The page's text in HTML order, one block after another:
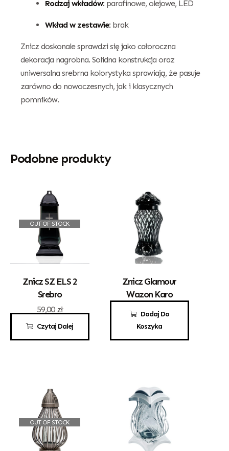
Rodzaj wkładów: parafinowe, olejowe, LED
Wkład w zestawie: brak
Znicz doskonale sprawdzi się jako całoroczna
dekoracja nagrobna. Solidna konstrukcja oraz
uniwersalna srebrna kolorystyka sprawiają, że pasuje
zarówno do nowoczesnych, jak i klasycznych
pomników.
Podobne produkty
OUT OF STOCK
Czytaj Dalej
Znicz SZ ELS 2
Srebro
59,00 zł
Dodaj Do
Koszyka
Znicz Glamour
Wazon Karo
50,00 zł
OUT OF STOCK